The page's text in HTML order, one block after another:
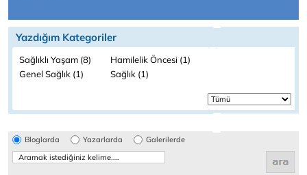
Yazdığım Kategoriler
Sağlıklı Yaşam (8)
Hamilelik Öncesi (1)
Genel Sağlık (1)
Sağlık (1)
Bloglarda Yazarlarda Galerilerde